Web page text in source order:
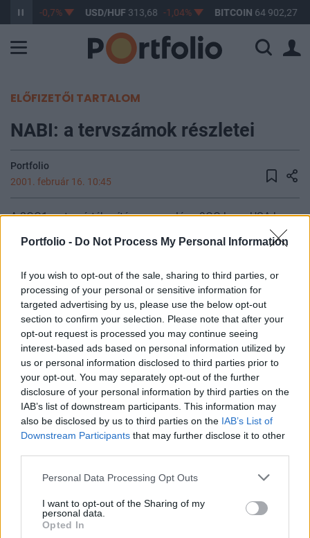
Portfolio - Do Not Process My Personal Information
If you wish to opt-out of the sale, sharing to third parties, or
processing of your personal or sensitive information for
targeted advertising by us, please use the below opt-out
section to confirm your selection. Please note that after your
opt-out request is processed you may continue seeing
interest-based ads based on personal information utilized by
us or personal information disclosed to third parties prior to
your opt-out. You may separately opt-out of the further
disclosure of your personal information by third parties on the
IAB’s list of downstream participants. This information may
also be disclosed by us to third parties on the IAB’s List of
Downstream Participants that may further disclose it to other
Personal Data Processing Opt Outs
I want to opt-out of the Sharing of my
personal data.
Opted In
362,86 -0,7% USD/HUF 313,68 -1,04% BITCOIN 64 902,27
ELŐFIZETŐI TARTALOM
NABI: a tervszámok részletei
Portfolio
2001. február 16. 10:45
A 2OO1-es tervértékesítés megoszlása:9OO busz USA-ban,
Magyarországon 1O-2O darab busz értékesítését tervezi a
osan lekötött 2OO1-re, 8O%-osan 2OO2-re fix
megrendelésekkel.UK 6 hónapra lekötött kapacitások, de ez
a piac más jellemzőkkel bír mint a NABI észak-amerikai...
KEDVES OLVASÓNK!
A keresett cikk a portfolio.hu hírarchívumához
tartozik, melynek olvasása előfizetéses
regisztrációhoz kötött.
Kötéslisták: BÉT elmúlt 2 év napon belüli
kötéslistái